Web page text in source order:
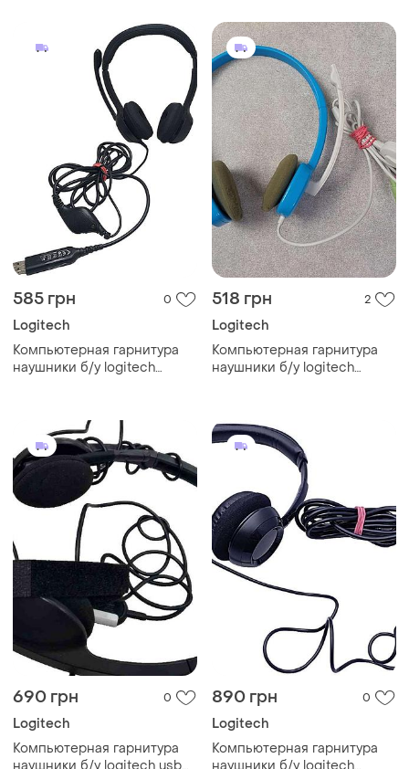
585 грн 0
Logitech
Компьютерная гарнитура
наушники б/у logitech
518 грн 2
Logitech
Компьютерная гарнитура
наушники б/у logitech
690 грн 0
Logitech
Компьютерная гарнитура
890 грн 0
Logitech
Компьютерная гарнитура